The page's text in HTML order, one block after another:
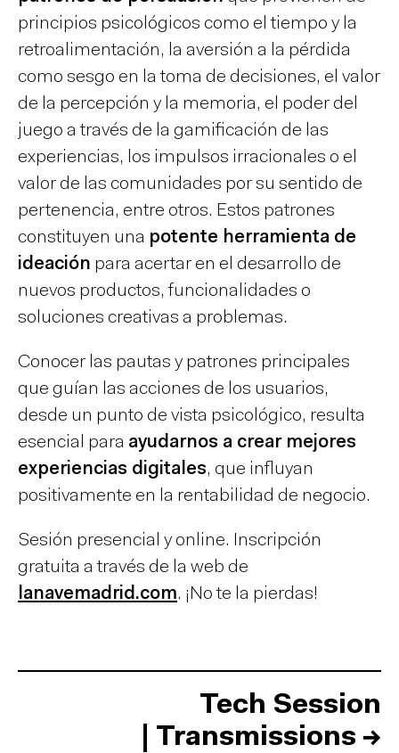
principios psicológicos como el tiempo y la
retroalimentación, la aversión a la pérdida
como sesgo en la toma de decisiones, el valor
de la percepción y la memoria, el poder del
juego a través de la gamificación de las
experiencias, los impulsos irracionales o el
valor de las comunidades por su sentido de
pertenencia, entre otros. Estos patrones
constituyen una potente herramienta de
ideación para acertar en el desarrollo de
nuevos productos, funcionalidades o
soluciones creativas a problemas.
Conocer las pautas y patrones principales
que guían las acciones de los usuarios,
desde un punto de vista psicológico, resulta
esencial para ayudarnos a crear mejores
experiencias digitales, que influyan
positivamente en la rentabilidad de negocio.
Sesión presencial y online. Inscripción
gratuita a través de la web de
lanavemadrid.com. ¡No te la pierdas!
Tech Session
| Transmissions →